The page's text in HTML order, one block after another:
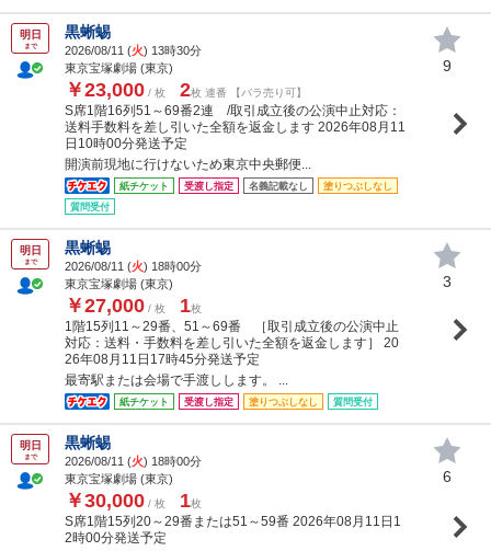
明日
まで
黒蜥蜴
2026/08/11 (火) 13時30分
東京宝塚劇場 (東京)
￥23,000 / 枚 2枚 連番 【バラ売り可】
S席1階16列51～69番2連 /取引成立後の公演中止対応：
送料手数料を差し引いた全額を返金します 2026年08月11
日10時00分発送予定
開演前現地に行けないため東京中央郵便...
紙チケット 受渡し指定 名義記載なし
塗りつぶしなし
質問受付
9
明日
まで
黒蜥蜴
2026/08/11 (火) 18時00分
東京宝塚劇場 (東京)
￥27,000 / 枚 1枚
1階15列11～29番、51～69番 ［取引成立後の公演中止
対応：送料・手数料を差し引いた全額を返金します］ 20
26年08月11日17時45分発送予定
最寄駅または会場で手渡しします。 ...
紙チケット 受渡し指定 塗りつぶしなし 質問受付
3
明日
まで
黒蜥蜴
2026/08/11 (火) 18時00分
東京宝塚劇場 (東京)
￥30,000 / 枚 1枚
S席1階15列20～29番または51～59番 2026年08月11日1
2時00分発送予定
6